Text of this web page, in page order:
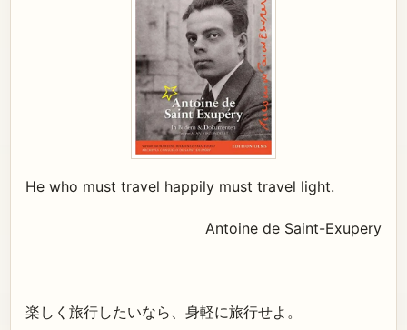
He who must travel happily must travel light.
Antoine de Saint-Exupery
楽しく旅行したいなら、身軽に旅行せよ。